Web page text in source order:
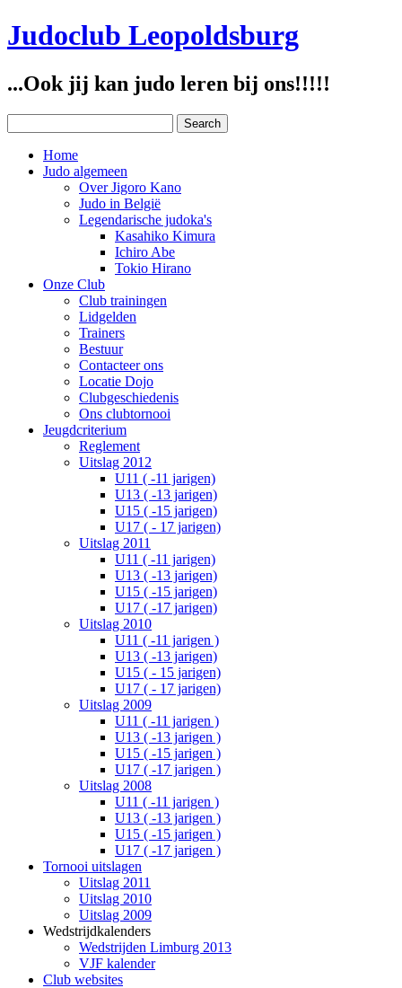
Judoclub Leopoldsburg
...Ook jij kan judo leren bij ons!!!!!
Home
Judo algemeen
Over Jigoro Kano
Judo in België
Legendarische judoka's
Kasahiko Kimura
Ichiro Abe
Tokio Hirano
Onze Club
Club trainingen
Lidgelden
Trainers
Bestuur
Contacteer ons
Locatie Dojo
Clubgeschiedenis
Ons clubtornooi
Jeugdcriterium
Reglement
Uitslag 2012
U11 ( -11 jarigen)
U13 ( -13 jarigen)
U15 ( -15 jarigen)
U17 ( - 17 jarigen)
Uitslag 2011
U11 ( -11 jarigen)
U13 ( -13 jarigen)
U15 ( -15 jarigen)
U17 ( -17 jarigen)
Uitslag 2010
U11 ( -11 jarigen )
U13 ( -13 jarigen)
U15 ( - 15 jarigen)
U17 ( - 17 jarigen)
Uitslag 2009
U11 ( -11 jarigen )
U13 ( -13 jarigen )
U15 ( -15 jarigen )
U17 ( -17 jarigen )
Uitslag 2008
U11 ( -11 jarigen )
U13 ( -13 jarigen )
U15 ( -15 jarigen )
U17 ( -17 jarigen )
Tornooi uitslagen
Uitslag 2011
Uitslag 2010
Uitslag 2009
Wedstrijdkalenders
Wedstrijden Limburg 2013
VJF kalender
Club websites